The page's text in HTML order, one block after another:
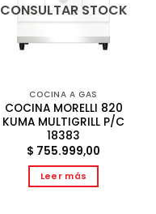
CONSULTAR STOCK
COCINA A GAS
COCINA MORELLI 820
KUMA MULTIGRILL P/C
18383
$ 755.999,00
Leer más